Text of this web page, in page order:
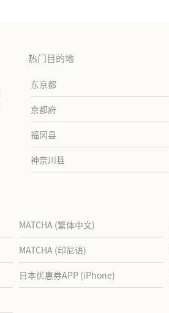
热门目的地
东京都
京都府
福冈县
神奈川县
MATCHA (繁体中文)
MATCHA (印尼语)
日本优惠券APP (iPhone)